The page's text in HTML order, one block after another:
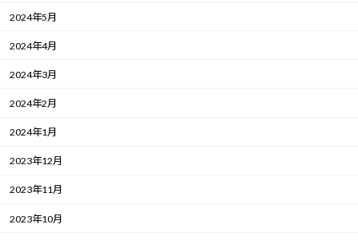
2024年5月
2024年4月
2024年3月
2024年2月
2024年1月
2023年12月
2023年11月
2023年10月